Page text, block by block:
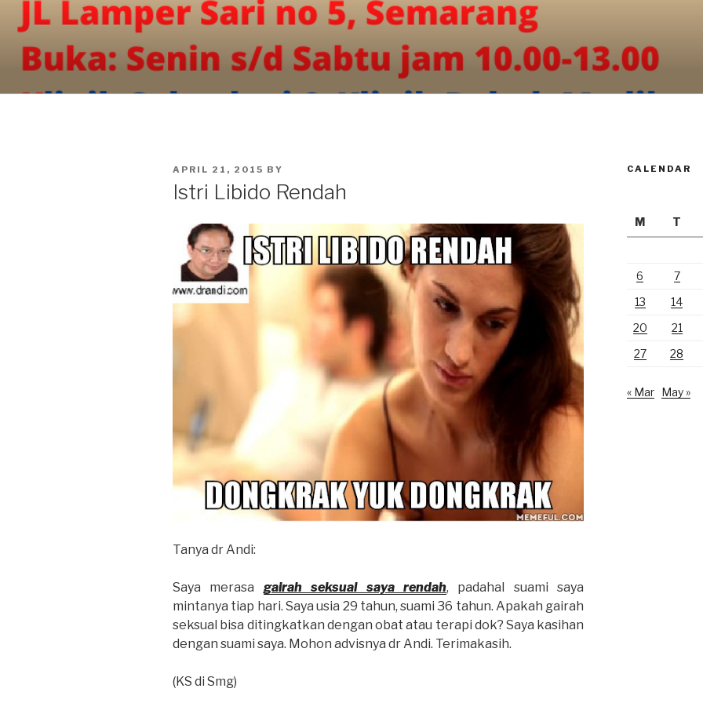
content
POSTED
APRIL 21, 2015 BY
Istri Libido Rendah
Tanya dr Andi:
Saya merasa gairah seksual saya rendah, padahal suami saya
mintanya tiap hari. Saya usia 29 tahun, suami 36 tahun. Apakah gairah
seksual bisa ditingkatkan dengan obat atau terapi dok? Saya kasihan
dengan suami saya. Mohon advisnya dr Andi. Terimakasih.
(KS di Smg)
CALENDAR
M
T
6
7
13
14
20
21
27
28
« Mar May »